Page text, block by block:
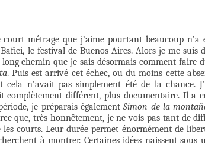
métrage que j’aime pourtant beaucoup
le festival de Buenos Aires. Alors je me suis
chemin que je sais désormais comment faire
. Puis est arrivé cet échec, ou du moins cette
cela n’avait pas simplement été de la chance.
complètement différent, plus documentaire. Il a
je préparais égalementSimon de la
que, très honnêtement, je ne vois pas tant de
les courts. Leur durée permet énormément de
à montrer. Certaines idées naissent sous